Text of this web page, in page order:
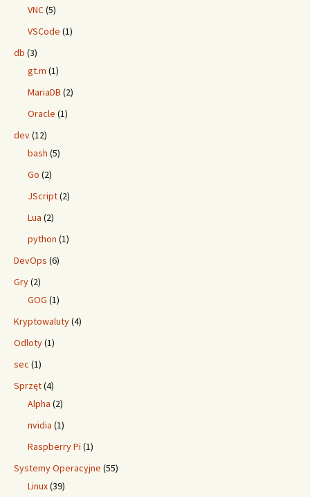
VNC(5)
VSCode (1)
db (3)
gt.m (1)
MariaDB (2)
Oracle (1)
dev(12)
bash (5)
Go (2)
JScript(2)
Lua (2)
python (1)
DevOps (6)
Gry(2)
GOG (1)
Kryptowaluty(4)
Odloty(1)
sec (1)
Sprzęt(4)
Alpha (2)
nvidia (1)
Raspberry Pi (1)
Systemy Operacyjne (55)
Linux(39)